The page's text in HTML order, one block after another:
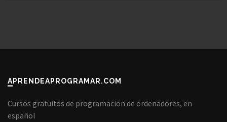
APRENDEAPROGRAMAR.COM
Cursos gratuitos de programacion de ordenadores, en
español